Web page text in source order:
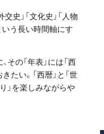
交史」「文化史」「人物
いう長い時間軸にす
その「年表」には「西
たい。「西暦」と「世
」を楽しみながらや